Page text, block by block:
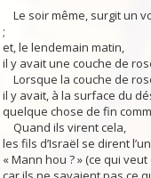
Le soir même, surgit un
;
et, le lendemain matin,
il y avait une couche de
Lorsque la couche de
il y avait, à la surface du
quelque chose de fin
Quand ils virent cela,
les fils d’Israël se dirent
« Mann hou ? » (ce qui veut